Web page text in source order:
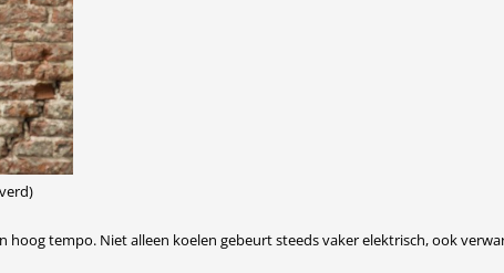
tempo. Niet alleen koelen gebeurt steeds vaker elektrisch, ook